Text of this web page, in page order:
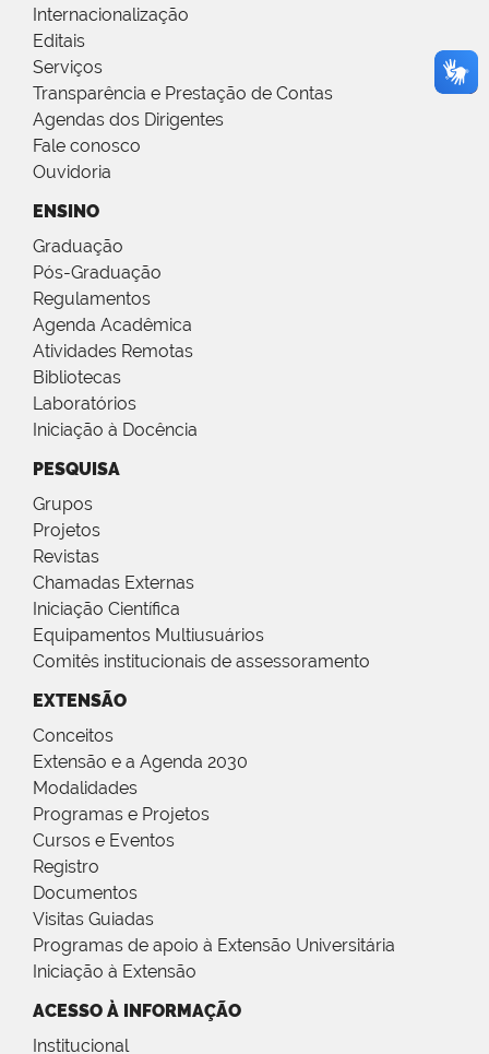
Internacionalização
Editais
Serviços
Transparência e Prestação de Contas
Agendas dos Dirigentes
Fale conosco
Ouvidoria
ENSINO
Graduação
Pós-Graduação
Regulamentos
Agenda Acadêmica
Atividades Remotas
Bibliotecas
Laboratórios
Iniciação à Docência
PESQUISA
Grupos
Projetos
Revistas
Chamadas Externas
Iniciação Científica
Equipamentos Multiusuários
Comitês institucionais de assessoramento
EXTENSÃO
Conceitos
Extensão e a Agenda 2030
Modalidades
Programas e Projetos
Cursos e Eventos
Registro
Documentos
Visitas Guiadas
Programas de apoio à Extensão Universitária
Iniciação à Extensão
ACESSO À INFORMAÇÃO
Institucional